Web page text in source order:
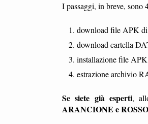
I passaggi, in breve, sono
download file APK
download cartella
installazione file APK
estrazione archivio
Se siete già esperti,
ARANCIONE e ROSSO